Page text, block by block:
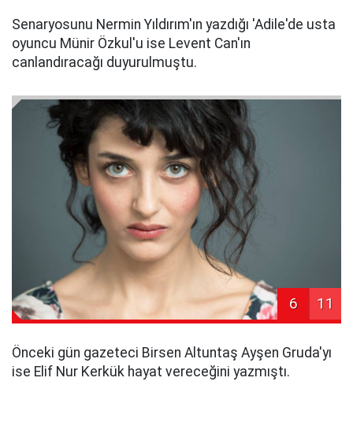
Senaryosunu Nermin Yıldırım'ın yazdığı 'Adile'de usta
oyuncu Münir Özkul'u ise Levent Can'ın
canlandıracağı duyurulmuştu.
6 11
Önceki gün gazeteci Birsen Altuntaş Ayşen Gruda'yı
ise Elif Nur Kerkük hayat vereceğini yazmıştı.